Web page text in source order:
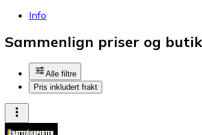
Info
Sammenlign priser og
Alle filtre
Pris inkludert frakt